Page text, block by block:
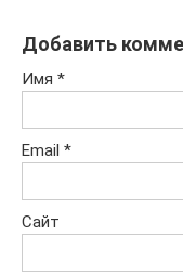
Добавить
Имя *
Email *
Сайт